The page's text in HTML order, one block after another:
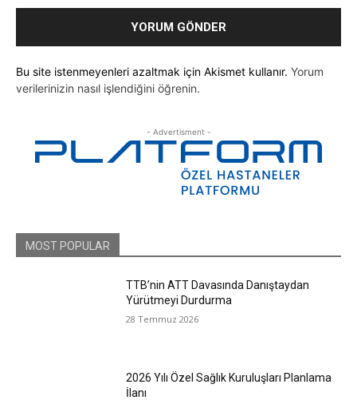
Bu site istenmeyenleri azaltmak için Akismet kullanır. Yorum
verilerinizin nasıl işlendiğini öğrenin.
- Advertisment -
MOST POPULAR
TTB’nin ATT Davasında Danıştaydan
Yürütmeyi Durdurma
28 Temmuz 2026
2026 Yılı Özel Sağlık Kuruluşları Planlama
İlanı